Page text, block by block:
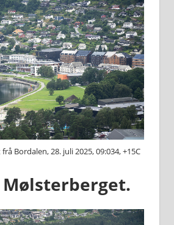
Bordalen, 28. juli 2025, 09:034, +15C
Mølsterberget.